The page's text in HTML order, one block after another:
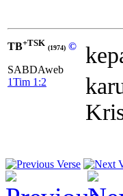
TB+TSK (1974) ©
SABDAweb
1Tim 1:2